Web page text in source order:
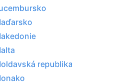
republika